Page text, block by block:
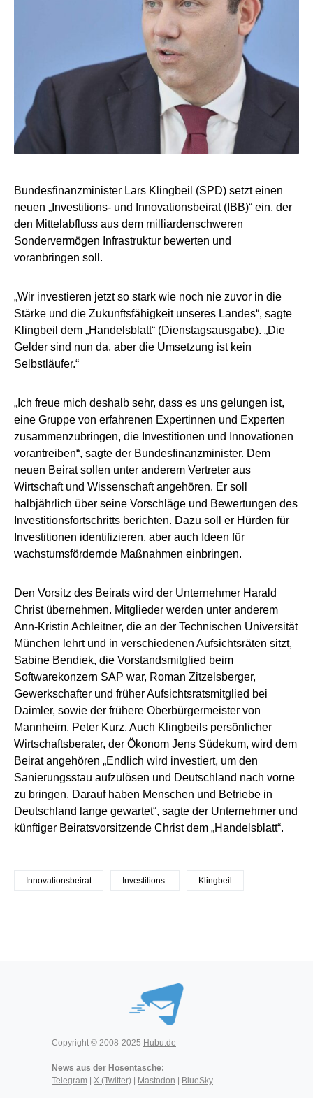
Bundesfinanzminister Lars Klingbeil (SPD) setzt einen
neuen „Investitions- und Innovationsbeirat (IBB)“ ein, der
den Mittelabfluss aus dem milliardenschweren
Sondervermögen Infrastruktur bewerten und
voranbringen soll.
„Wir investieren jetzt so stark wie noch nie zuvor in die
Stärke und die Zukunftsfähigkeit unseres Landes“, sagte
Klingbeil dem „Handelsblatt“ (Dienstagsausgabe). „Die
Gelder sind nun da, aber die Umsetzung ist kein
Selbstläufer.“
„Ich freue mich deshalb sehr, dass es uns gelungen ist,
eine Gruppe von erfahrenen Expertinnen und Experten
zusammenzubringen, die Investitionen und Innovationen
vorantreiben“, sagte der Bundesfinanzminister. Dem
neuen Beirat sollen unter anderem Vertreter aus
Wirtschaft und Wissenschaft angehören. Er soll
halbjährlich über seine Vorschläge und Bewertungen des
Investitionsfortschritts berichten. Dazu soll er Hürden für
Investitionen identifizieren, aber auch Ideen für
wachstumsfördernde Maßnahmen einbringen.
Den Vorsitz des Beirats wird der Unternehmer Harald
Christ übernehmen. Mitglieder werden unter anderem
Ann-Kristin Achleitner, die an der Technischen Universität
München lehrt und in verschiedenen Aufsichtsräten sitzt,
Sabine Bendiek, die Vorstandsmitglied beim
Softwarekonzern SAP war, Roman Zitzelsberger,
Gewerkschafter und früher Aufsichtsratsmitglied bei
Daimler, sowie der frühere Oberbürgermeister von
Mannheim, Peter Kurz. Auch Klingbeils persönlicher
Wirtschaftsberater, der Ökonom Jens Südekum, wird dem
Beirat angehören „Endlich wird investiert, um den
Sanierungsstau aufzulösen und Deutschland nach vorne
zu bringen. Darauf haben Menschen und Betriebe in
Deutschland lange gewartet“, sagte der Unternehmer und
künftiger Beiratsvorsitzende Christ dem „Handelsblatt“.
Innovationsbeirat Investitions- Klingbeil
Copyright © 2008-2025 Hubu.de
News aus der Hosentasche:
Telegram
X (Twitter) Mastodon BlueSky